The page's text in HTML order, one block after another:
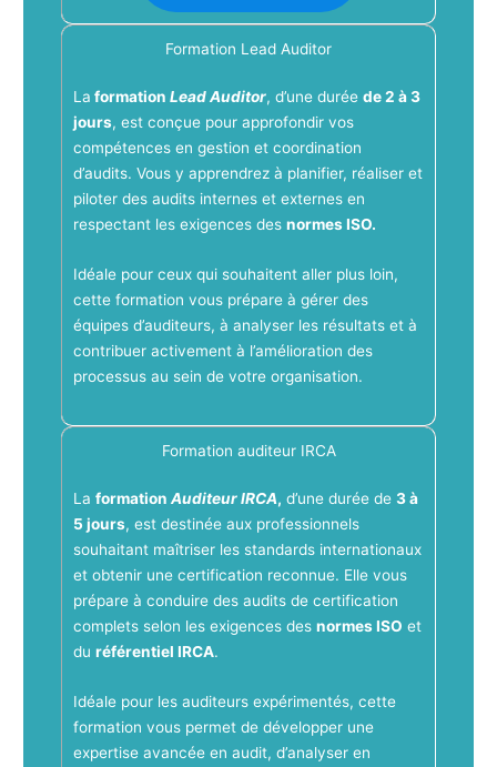
Formation Lead Auditor
La formation Lead Auditor, d’une durée de 2 à 3
jours, est conçue pour approfondir vos
compétences en gestion et coordination
d’audits. Vous y apprendrez à planifier, réaliser et
piloter des audits internes et externes en
respectant les exigences des normes ISO.
Idéale pour ceux qui souhaitent aller plus loin,
cette formation vous prépare à gérer des
équipes d’auditeurs, à analyser les résultats et à
contribuer activement à l’amélioration des
processus au sein de votre organisation.
Formation auditeur IRCA
La formation Auditeur IRCA, d’une durée de 3 à
5 jours, est destinée aux professionnels
souhaitant maîtriser les standards internationaux
et obtenir une certification reconnue. Elle vous
prépare à conduire des audits de certification
complets selon les exigences des normes ISO et
du référentiel IRCA.
Idéale pour les auditeurs expérimentés, cette
formation vous permet de développer une
expertise avancée en audit, d’analyser en